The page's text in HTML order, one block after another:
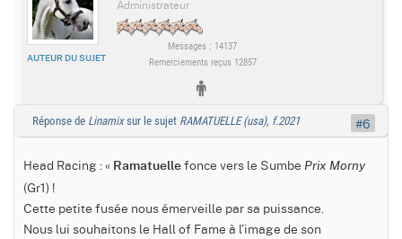
AUTEUR DU SUJET
Administrateur
Messages : 14137
Remerciements reçus 12857
Réponse de Linamixsur le sujet RAMATUELLE (usa), f.2021
Head Racing : « Ramatuelle fonce vers le Sumbe Prix Morny
(Gr1) !
Cette petite fusée nous émerveille par sa puissance.
Nous lui souhaitons le Hall of Fame à l’image de son
#6